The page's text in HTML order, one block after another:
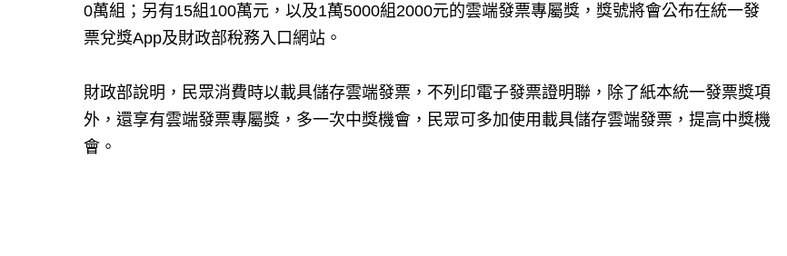
0萬組；另有15組100萬元，以及1萬5000組2000元的雲端發票專屬獎，獎號將會公布在統一發
票兌獎App及財政部稅務入口網站。
財政部說明，民眾消費時以載具儲存雲端發票，不列印電子發票證明聯，除了紙本統一發票獎項
外，還享有雲端發票專屬獎，多一次中獎機會，民眾可多加使用載具儲存雲端發票，提高中獎機
會。